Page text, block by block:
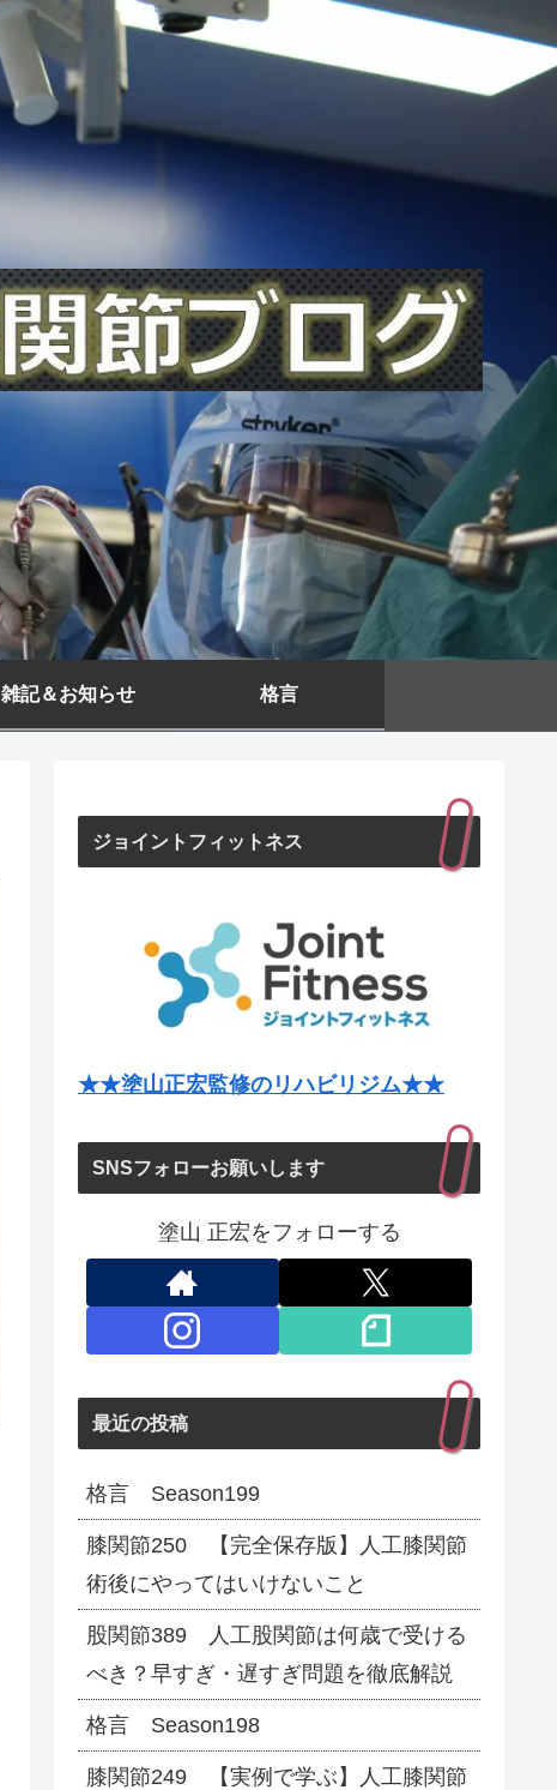
雑記＆お知らせ 格言
ジョイントフィットネス
★★塗山正宏監修のリハビリジム★★
SNSフォローお願いします
塗山 正宏をフォローする
最近の投稿
格言 Season199
膝関節250 【完全保存版】人工膝関節
術後にやってはいけないこと
股関節389 人工股関節は何歳で受ける
べき？早すぎ・遅すぎ問題を徹底解説
格言 Season198
膝関節249 【実例で学ぶ】人工膝関節